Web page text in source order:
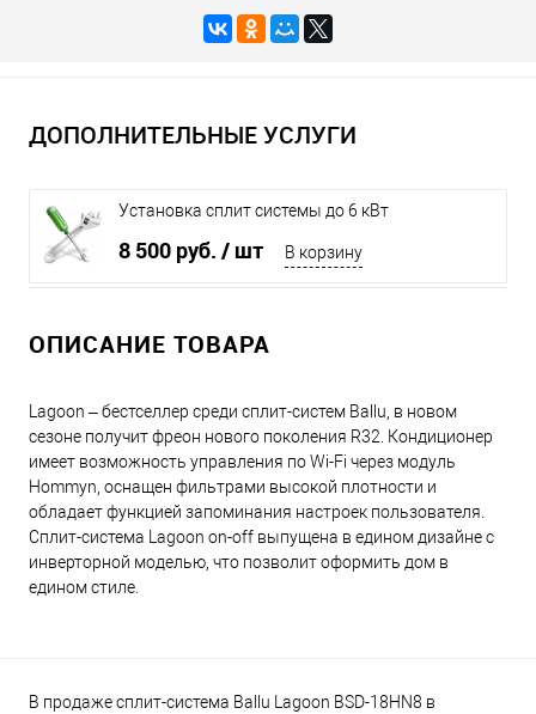
ДОПОЛНИТЕЛЬНЫЕ УСЛУГИ
Установка сплит системы до 6 кВт
8 500 руб. / шт В корзину
ОПИСАНИЕ ТОВАРА
Lagoon – бестселлер среди сплит-систем Ballu, в новом
сезоне получит фреон нового поколения R32. Кондиционер
имеет возможность управления по Wi-Fi через модуль
Hommyn, оснащен фильтрами высокой плотности и
обладает функцией запоминания настроек пользователя.
Сплит-система Lagoon on-off выпущена в едином дизайне с
инверторной моделью, что позволит оформить дом в
едином стиле.
В продаже сплит-система Ballu Lagoon BSD-18HN8 в